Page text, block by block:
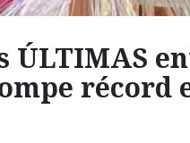
ÚLTIMAS
récord